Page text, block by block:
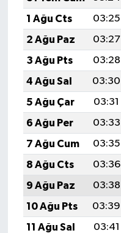
1 Ağu Cts
03:25
2 Ağu Paz
03:27
3 Ağu Pts
03:28
4 Ağu Sal
03:30
5 Ağu Çar
03:31
6 Ağu Per
03:33
7 Ağu Cum
03:35
8 Ağu Cts
03:36
9 Ağu Paz
03:38
10 Ağu Pts
03:39
11 Ağu Sal
03:41